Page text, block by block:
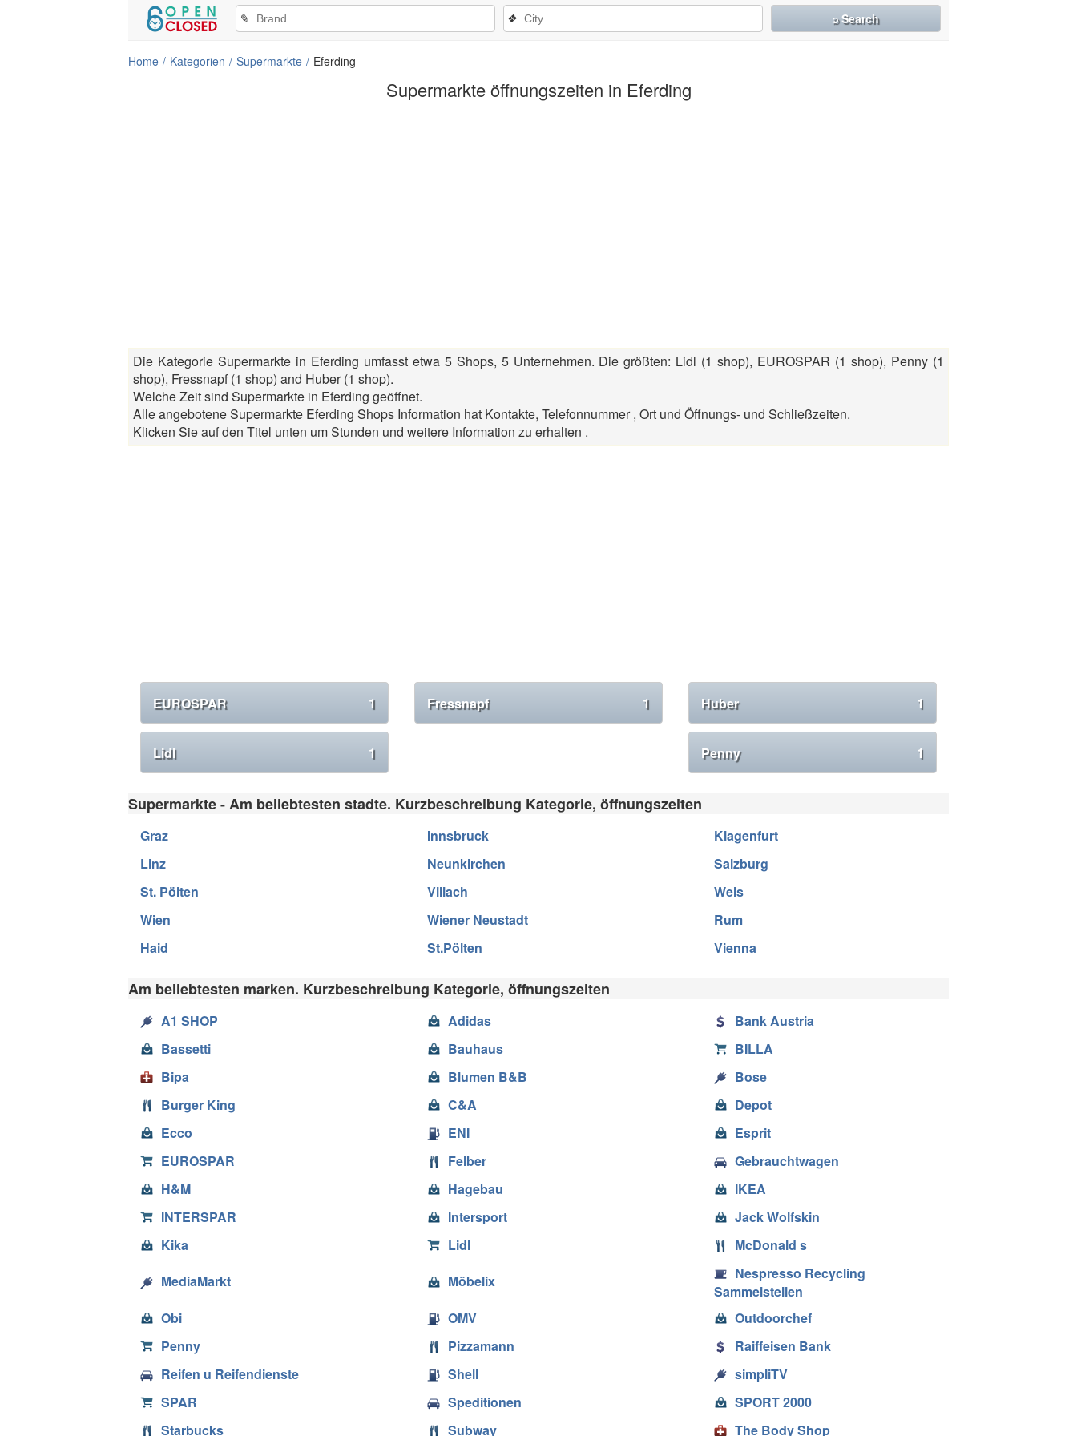
Supermarkte öffnungszeiten in Eferding
✎ ❖ ⌕ Search
Home Kategorien Supermarkte Eferding
Die Kategorie Supermarkte in Eferding umfasst etwa 5 Shops, 5 Unternehmen. Die größten: Lidl (1 shop), EUROSPAR (1 shop), Penny (1
shop), Fressnapf (1 shop) and Huber (1 shop).
Welche Zeit sind Supermarkte in Eferding geöffnet.
Alle angebotene Supermarkte Eferding Shops Information hat Kontakte, Telefonnummer , Ort und Öffnungs- und Schließzeiten.
Klicken Sie auf den Titel unten um Stunden und weitere Information zu erhalten .
EUROSPAR 1 Fressnapf 1 Huber 1
Lidl 1 Penny 1
Supermarkte - Am beliebtesten stadte. Kurzbeschreibung Kategorie, öffnungszeiten
Graz Innsbruck
Klagenfurt
Linz
Neunkirchen
Salzburg
St. Pölten
Villach
Wels
Wien
Wiener Neustadt
Rum
Haid
St.Pölten Vienna
Am beliebtesten marken. Kurzbeschreibung Kategorie, öffnungszeiten
A1 SHOP Adidas
Bank Austria
Bassetti
Bauhaus
BILLA
Bipa
Blumen B&B
Bose
Burger King
C&A
Depot
Ecco
ENI
Esprit
EUROSPAR
Felber
Gebrauchtwagen
H&M
Hagebau
IKEA
INTERSPAR
Intersport
Jack Wolfskin
Kika
Lidl
McDonald s
MediaMarkt
Möbelix
Nespresso Recycling
Sammelstellen
Obi
OMV
Outdoorchef
Penny
Pizzamann
Raiffeisen Bank
Reifen u Reifendienste
Shell
simpliTV
SPAR
Speditionen
SPORT 2000
Starbucks
Subway The Body Shop